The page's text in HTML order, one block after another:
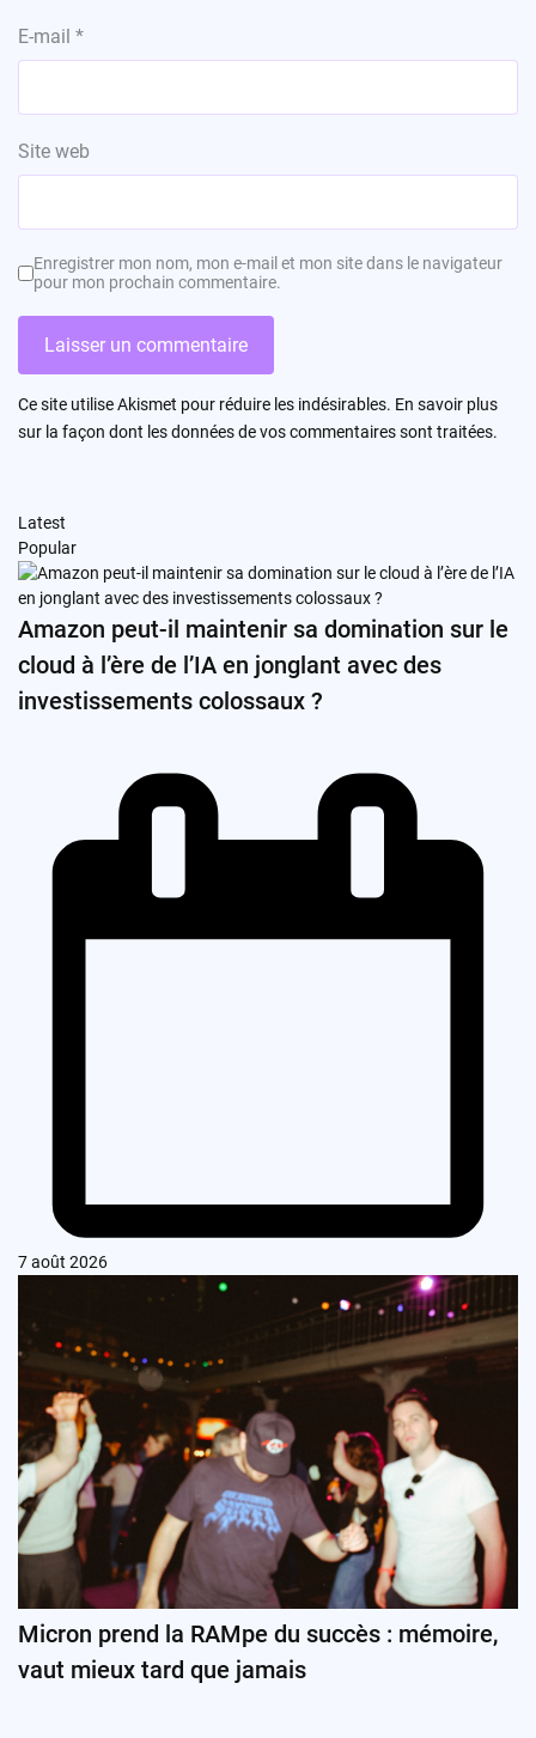
E-mail *
Site web
Enregistrer mon nom, mon e-mail et mon site dans le navigateur
pour mon prochain commentaire.
Ce site utilise Akismet pour réduire les indésirables. En savoir plus
sur la façon dont les données de vos commentaires sont traitées.
Latest
Popular
Amazon peut-il maintenir sa domination sur le
cloud à l’ère de l’IA en jonglant avec des
investissements colossaux ?
7 août 2026
Micron prend la RAMpe du succès : mémoire,
vaut mieux tard que jamais